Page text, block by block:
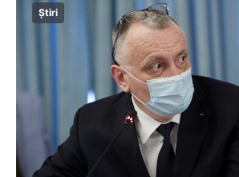
Știri